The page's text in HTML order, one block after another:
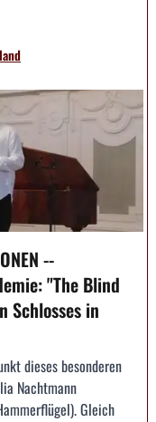
--
"The Blind
Schlosses in
dieses besonderen
Nachtmann
Gleich